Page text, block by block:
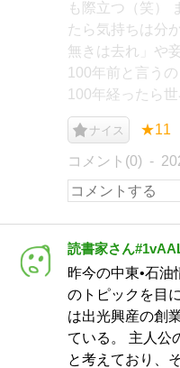
も際立つ（笑）
たら気持ちは分
無きは去れ」や
100年前と言う
100年経ったら
ナイス ★11
コメント(0)
読書家さん
昨今の中東•石
のトピックを目
は出光興産の創
ている。 主人公
と考えており、